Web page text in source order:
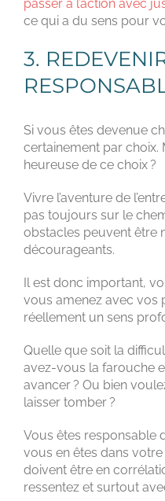
passer à l’action avec
ce qui a du sens pour
3.
Si vous êtes devenue
certainement par
heureuse de ce choix ?
Vivre l’aventure de
pas toujours sur le
obstacles peuvent être
décourageants.
Il est donc important,
vous amenez avec vos
réellement un sens
Quelle que soit la
avez-vous la farouche
avancer ? Ou bien
laisser tomber ?
Vous êtes responsable
vous en êtes dans
doivent être en
ressentez et surtout